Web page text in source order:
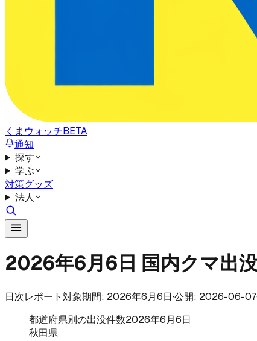
くまウォッチBETA
通知
探す
学ぶ
対策グッズ
法人
2026年6月6日 国内クマ出
日次レポート 対象期間: 2026年6月6日·公開: 2026-06-07
都道府県別の出没件数2026年6月6日
秋田県